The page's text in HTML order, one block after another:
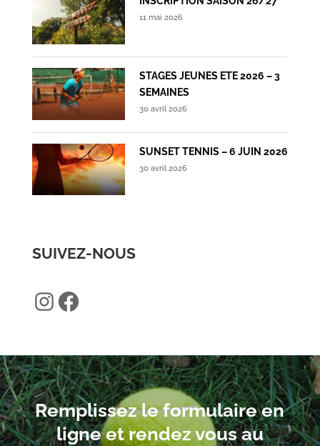
11 mai 2026
STAGES JEUNES ETE 2026 – 3
SEMAINES
30 avril 2026
SUNSET TENNIS – 6 JUIN 2026
30 avril 2026
SUIVEZ-NOUS
Instagram
Facebook
Remplissez le formulaire en
ligne et rendez vous au